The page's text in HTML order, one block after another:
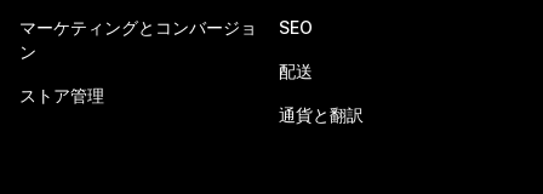
マーケティングとコンバージョ
ン
ストア管理
SEO
配送
通貨と翻訳